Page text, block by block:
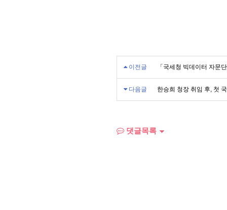
이전글 「국세청 빅데이터 자문
다음글 한승희 청장 취임 후, 첫
댓글목록